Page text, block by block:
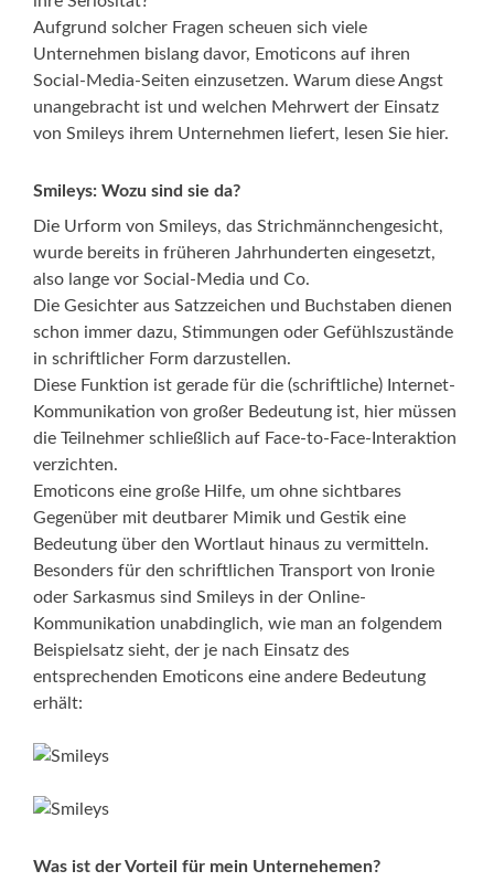
Aufgrund solcher Fragen scheuen sich viele
Unternehmen bislang davor, Emoticons auf ihren
Social-Media-Seiten einzusetzen. Warum diese Angst
unangebracht ist und welchen Mehrwert der Einsatz
von Smileys ihrem Unternehmen liefert, lesen Sie hier.
Smileys: Wozu sind sie da?
Die Urform von Smileys, das Strichmännchengesicht,
wurde bereits in früheren Jahrhunderten eingesetzt,
also lange vor Social-Media und Co.
Die Gesichter aus Satzzeichen und Buchstaben dienen
schon immer dazu, Stimmungen oder Gefühlszustände
in schriftlicher Form darzustellen.
Diese Funktion ist gerade für die (schriftliche) Internet-
Kommunikation von großer Bedeutung ist, hier müssen
die Teilnehmer schließlich auf Face-to-Face-Interaktion
verzichten.
Emoticons eine große Hilfe, um ohne sichtbares
Gegenüber mit deutbarer Mimik und Gestik eine
Bedeutung über den Wortlaut hinaus zu vermitteln.
Besonders für den schriftlichen Transport von Ironie
oder Sarkasmus sind Smileys in der Online-
Kommunikation unabdinglich, wie man an folgendem
Beispielsatz sieht, der je nach Einsatz des
entsprechenden Emoticons eine andere Bedeutung
erhält:
Was ist der Vorteil für mein Unternehemen?